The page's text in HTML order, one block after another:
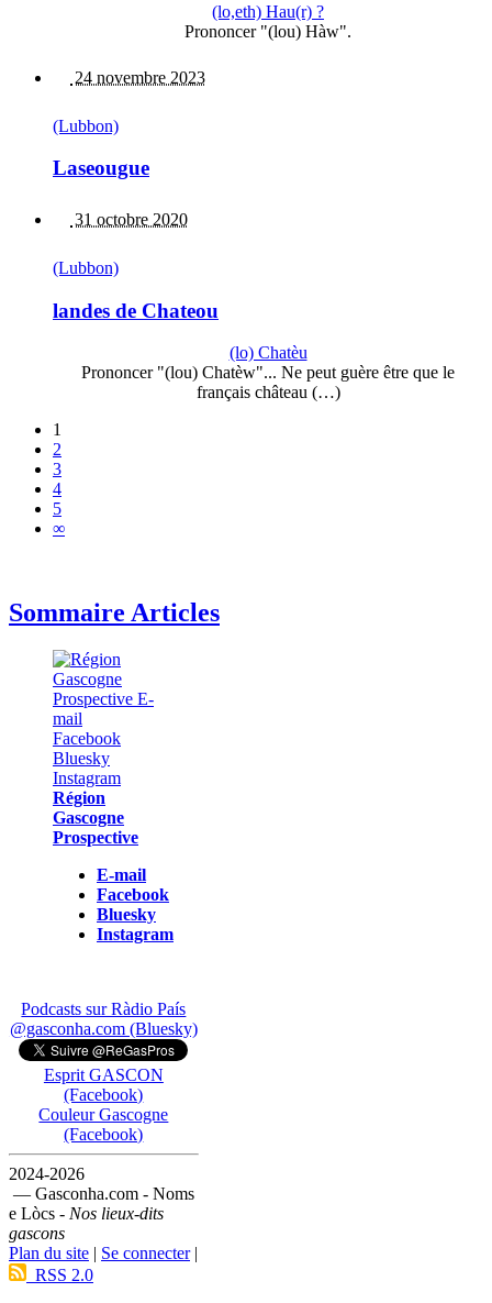
(lo,eth) Hau(r) ?
Prononcer "(lou) Hàw".
24 novembre 2023
(Lubbon)
Laseougue
31 octobre 2020
(Lubbon)
landes de Chateou
(lo) Chatèu
Prononcer "(lou) Chatèw"... Ne peut guère être que le
français château (…)
1
2
3
4
5
∞
Sommaire Articles
Région
Gascogne
Prospective
E-mail
Facebook
Bluesky
Instagram
Podcasts sur Ràdio País
@gasconha.com (Bluesky)
Esprit GASCON
(Facebook)
Couleur Gascogne
(Facebook)
2024-2026
— Gasconha.com - Noms
e Lòcs - Nos lieux-dits
gascons
Plan du site | Se connecter|
RSS 2.0